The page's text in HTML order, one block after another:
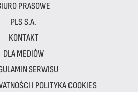
PRASOWE
PLS S.A.
KONTAKT
DLA MEDIÓW
SERWISU
I POLITYKA COOKIES